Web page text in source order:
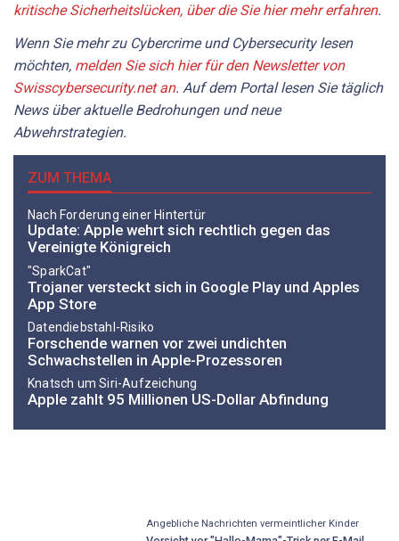
kritische Sicherheitslücken, über die Sie hier mehr erfahren.
Wenn Sie mehr zu Cybercrime und Cybersecurity lesen
möchten, melden Sie sich hier für den Newsletter von
Swisscybersecurity.net an. Auf dem Portallesen Sie täglich
News über aktuelle Bedrohungen und neue
Abwehrstrategien.
ZUM THEMA
Nach Forderung einer Hintertür
Update: Apple wehrt sich rechtlich gegen das
Vereinigte Königreich
"SparkCat"
Trojaner versteckt sich in Google Play und Apples
App Store
Datendiebstahl-Risiko
Forschende warnen vor zwei undichten
Schwachstellen in Apple-Prozessoren
Knatsch um Siri-Aufzeichung
Apple zahlt 95 Millionen US-Dollar Abfindung
Angebliche Nachrichten vermeintlicher Kinder